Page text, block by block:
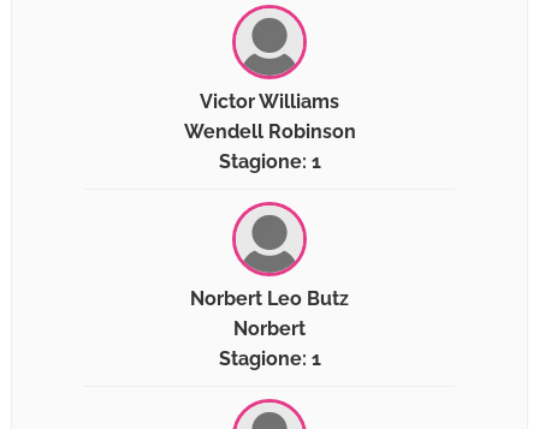
Victor Williams
Wendell Robinson
Stagione: 1
Norbert Leo Butz
Norbert
Stagione: 1